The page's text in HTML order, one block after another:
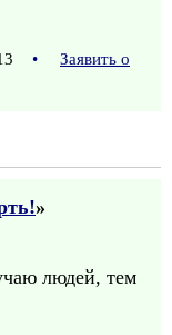
•
Заявить о
»
людей, тем